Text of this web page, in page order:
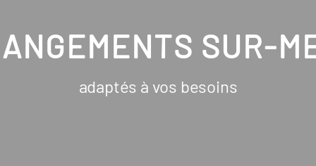
SUR-
adaptés à vos besoins